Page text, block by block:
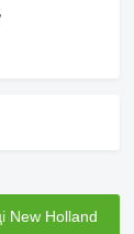
New Holland